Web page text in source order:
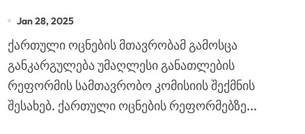
Jan 28, 2025
ქართული ოცნების მთავრობამ გამოსცა
განკარგულება უმაღლესი განათლების
რეფორმის სამთავრობო კომისიის შექმნის
შესახებ. ქართული ოცნების რეფორმებზე...